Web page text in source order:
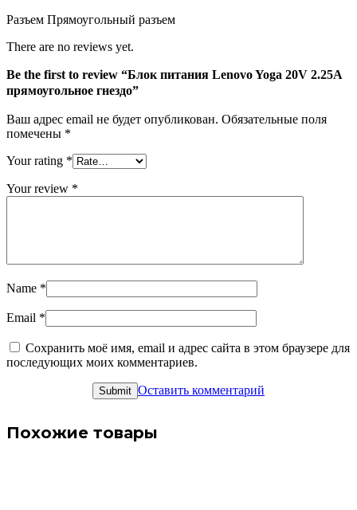
Разъем Прямоугольный разъем
There are no reviews yet.
Be the first to review “Блок питания Lenovo Yoga 20V 2.25A
прямоугольное гнездо”
Ваш адрес email не будет опубликован. Обязательные поля
помечены *
Your rating *
Your review *
Name *
Email *
Сохранить моё имя, email и адрес сайта в этом браузере для
последующих моих комментариев.
Оставить комментарий
Похожие товары